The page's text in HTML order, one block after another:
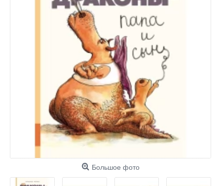
Большое фото